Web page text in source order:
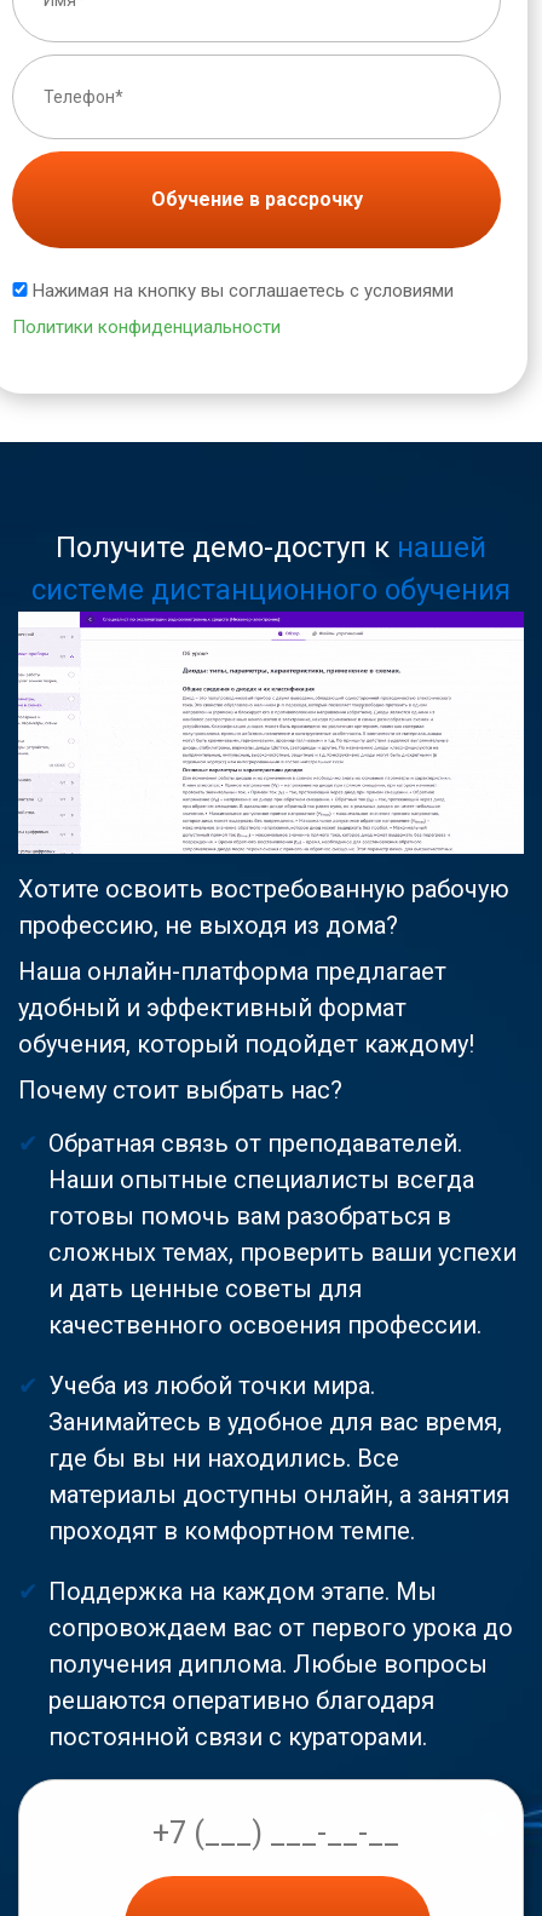
Обучение в рассрочку
Нажимая на кнопку вы соглашаетесь с условиями
Политики конфиденциальности
Получите демо-доступ к нашей
системе дистанционного обучения
Хотите освоить востребованную рабочую
профессию, не выходя из дома?
Наша онлайн-платформа предлагает
удобный и эффективный формат
обучения, который подойдет каждому!
Почему стоит выбрать нас?
Обратная связь от преподавателей.
Наши опытные специалисты всегда
готовы помочь вам разобраться в
сложных темах, проверить ваши успехи
и дать ценные советы для
качественного освоения профессии.
Учеба из любой точки мира.
Занимайтесь в удобное для вас время,
где бы вы ни находились. Все
материалы доступны онлайн, а занятия
проходят в комфортном темпе.
Поддержка на каждом этапе. Мы
сопровождаем вас от первого урока до
получения диплома. Любые вопросы
решаются оперативно благодаря
постоянной связи с кураторами.